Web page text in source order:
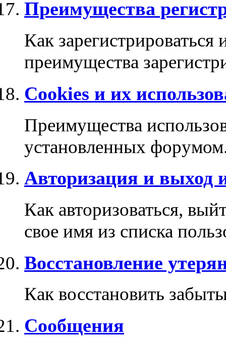
Преимущества
Как
преимущества
Cookies и их
Преимущества
установленных
Авторизация и выход
Как авторизоваться,
свое имя из списка
Восстановление
Как восстановить
Сообщения